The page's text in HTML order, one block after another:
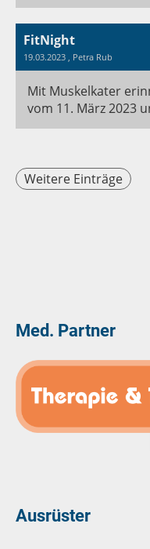
FitNight
19.03.2023 , Petra Rub
Mit Muskelkater
vom 11. März 2023
Weitere Einträge
Med. Partner
Ausrüster